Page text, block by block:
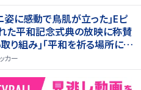
に感動で鳥肌が立った｣Eピ
た平和記念式典の放映に称賛
り組み｣｢平和を祈る場所に相
カー